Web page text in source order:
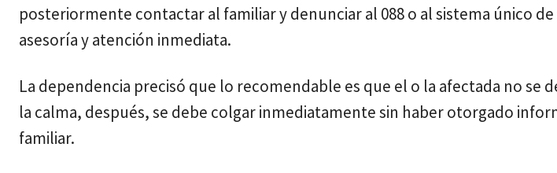
posteriormente contactar al familiar y denunciar al 088 o al sistema único
asesoría y atención inmediata.
La dependencia precisó que lo recomendable es que el o la afectada no se
la calma, después, se debe colgar inmediatamente sin haber otorgado
familiar.